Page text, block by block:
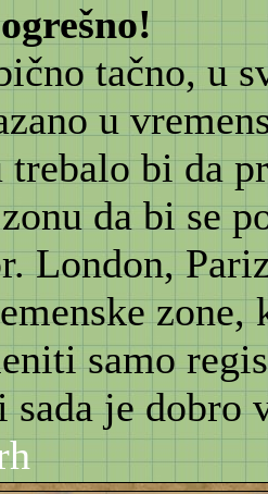
tačno, u
u
bi da
da bi se
London,
zone,
samo
sada je dobro